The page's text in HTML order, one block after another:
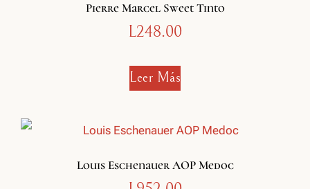
Pierre Marcel Sweet Tinto
L248.00
Leer Más
Louis Eschenauer AOP Medoc